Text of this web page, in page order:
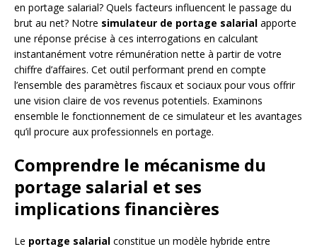
en portage salarial? Quels facteurs influencent le passage du
brut au net? Notre simulateur de portage salarial apporte
une réponse précise à ces interrogations en calculant
instantanément votre rémunération nette à partir de votre
chiffre d’affaires. Cet outil performant prend en compte
l’ensemble des paramètres fiscaux et sociaux pour vous offrir
une vision claire de vos revenus potentiels. Examinons
ensemble le fonctionnement de ce simulateur et les avantages
qu’il procure aux professionnels en portage.
Comprendre le mécanisme du
portage salarial et ses
implications financières
Le portage salarial constitue un modèle hybride entre